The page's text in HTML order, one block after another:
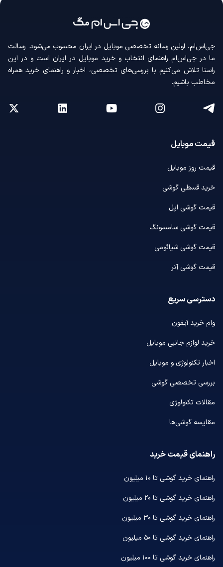
جی‌اس‌ام، اولین رسانه‌ تخصصی موبایل در ایران محسوب می‌شود. رسالت
ما در جی‌اس‌ام راهنمای انتخاب و خرید موبایل در ایران است و در این
راستا تلاش می‌کنیم با بررسی‌های تخصصی، اخبار و راهنمای خرید همراه
مخاطب باشیم.
قیمت موبایل
قیمت روز موبایل
خرید قسطی گوشی
قیمت گوشی اپل
قیمت گوشی سامسونگ
قیمت گوشی شیائومی
قیمت گوشی آنر
دسترسی سریع
وام خرید آیفون
خرید لوازم جانبی موبایل
اخبار تکنولوژی و موبایل
بررسی تخصصی گوشی
مقالات تکنولوژی
مقایسه گوشی‌ها
راهنمای قیمت خرید
راهنمای خرید گوشی تا ۱۰ میلیون
راهنمای خرید گوشی تا ۲۰ میلیون
راهنمای خرید گوشی تا ۳۰ میلیون
راهنمای خرید گوشی تا ۵۰ میلیون
راهنمای خرید گوشی تا ۱۰۰ میلیون